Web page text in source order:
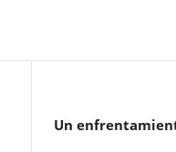
Un